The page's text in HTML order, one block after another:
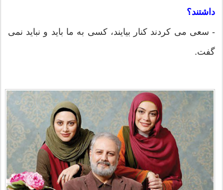
داشتند؟
- سعی می کردند کنار بیایند، کسی به ما باید و نباید نمی
گفت.